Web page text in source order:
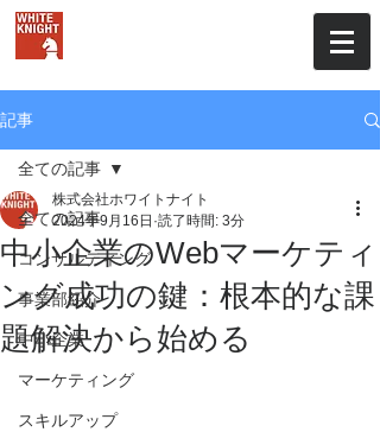
記事
全ての記事
コンサルティング
事業部紹介
中小企業
マーケティング
スキルアップ
全ての記事
中小企業のWebマーケティ
ング成功の鍵：根本的な課
題解決から始める
株式会社ホワイトナイト
2024年9月16日 読了時間: 3分